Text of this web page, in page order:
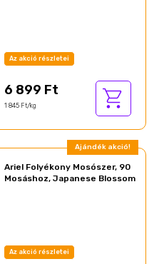
Az akció részletei
6 899 Ft
1 845 Ft/kg
Ajándék akció!
Ariel Folyékony Mosószer, 90
Mosáshoz, Japanese Blossom
Az akció részletei